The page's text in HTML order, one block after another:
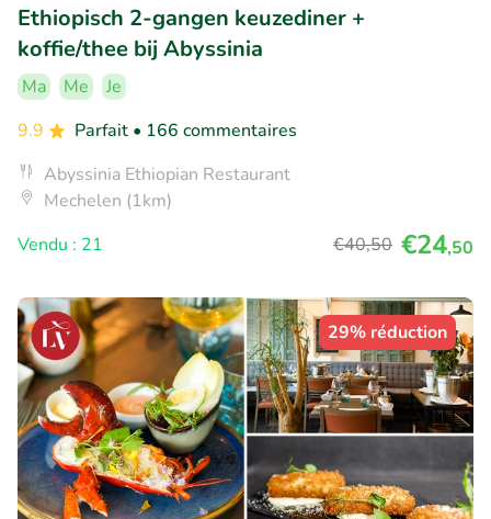
Ethiopisch 2-gangen keuzediner +
koffie/thee bij Abyssinia
Ma Me
Je
9.9
Parfait • 166 commentaires
Abyssinia Ethiopian Restaurant
Mechelen (1km)
Vendu : 21
€40,50 €24,50
29% réduction